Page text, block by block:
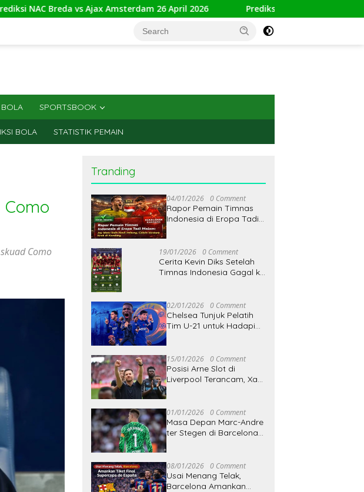
vs Ajax Amsterdam 26 April 2026 Prediksi Toulouse vs AS Monaco 26 April
BOLA SPORTSBOOK
BOLA STATISTIK PEMAIN
Como
Tranding
04/01/2026 0 Comment
Rapor Pemain Timnas
Indonesia di Eropa Tadi
Verdonk Keok di
Kandang
19/01/2026 0 Comment
Cerita Kevin Diks Setelah
Timnas Indonesia Gagal ke
Segala Kebanggaan,
Cinta, Termasuk
Kegagalan
02/01/2026 0 Comment
Chelsea Tunjuk Pelatih
Tim U-21 untuk Hadapi
Maresca
15/01/2026 0 Comment
Posisi Arne Slot di
Liverpool Terancam, Xabi
01/01/2026 0 Comment
Masa Depan Marc-Andre
ter Stegen di Barcelona
Januari 2026
08/01/2026 0 Comment
Usai Menang Telak,
Barcelona Amankan